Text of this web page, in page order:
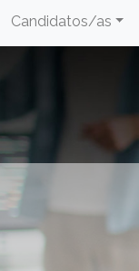
Candidatos/as